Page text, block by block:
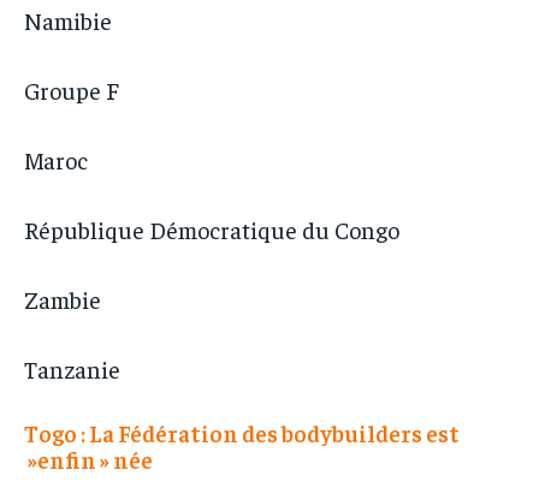
Namibie
Groupe F
Maroc
République Démocratique du Congo
Zambie
Tanzanie
Togo : La Fédération des bodybuilders est
»enfin » née